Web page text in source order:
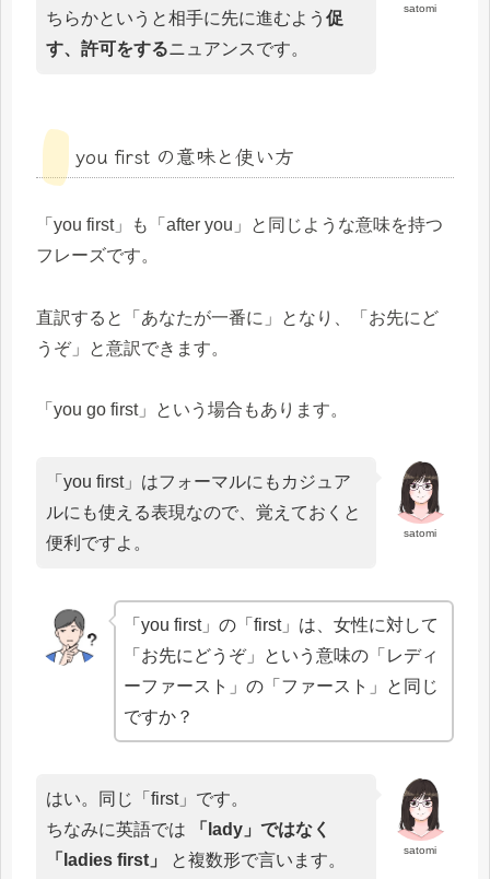
satomi
ちらかというと相手に先に進むよう 促
す、許可をするニュアンスです。
you first の意味と使い方
「you first」も「after you」と同じような意味を持つ
フレーズです。
直訳すると「あなたが一番に」となり、「お先にど
うぞ」と意訳できます。
「you go first」という場合もあります。
satomi
「you first」はフォーマルにもカジュア
ルにも使える表現なので、覚えておくと
便利ですよ。
「you first」の「first」は、女性に対して
「お先にどうぞ」という意味の「レディ
ーファースト」の「ファースト」と同じ
ですか？
satomi
はい。同じ「first」です。
ちなみに英語では
「lady」ではなく
「ladies first」
と複数形で言います。